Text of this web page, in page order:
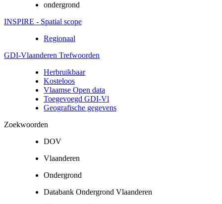
ondergrond
INSPIRE - Spatial scope
Regionaal
GDI-Vlaanderen Trefwoorden
Herbruikbaar
Kosteloos
Vlaamse Open data
Toegevoegd GDI-Vl
Geografische gegevens
Zoekwoorden
DOV
Vlaanderen
Ondergrond
Databank Ondergrond Vlaanderen